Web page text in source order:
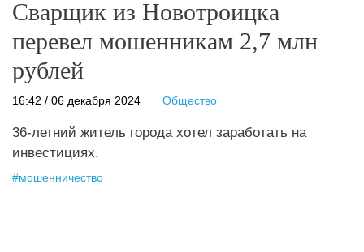
Сварщик из Новотроицка
перевел мошенникам 2,7 млн
рублей
16:42 / 06 декабря 2024 Общество
36-летний житель города хотел заработать на
инвестициях.
#мошенничество